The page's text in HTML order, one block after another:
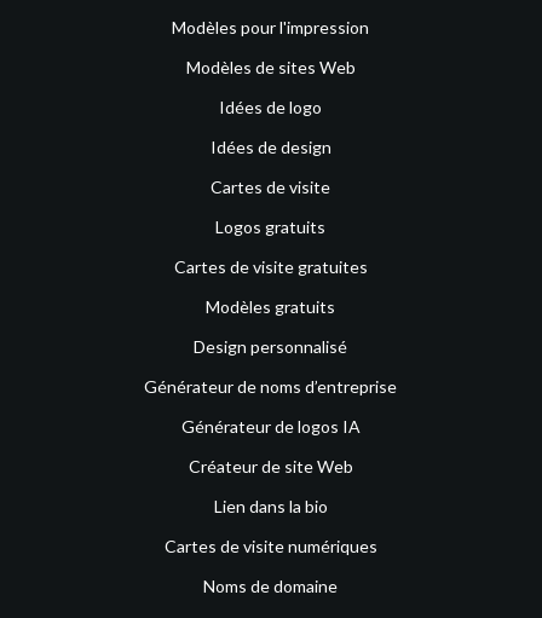
Modèles pour l'impression
Modèles de sites Web
Idées de logo
Idées de design
Cartes de visite
Logos gratuits
Cartes de visite gratuites
Modèles gratuits
Design personnalisé
Générateur de noms d’entreprise
Générateur de logos IA
Créateur de site Web
Lien dans la bio
Cartes de visite numériques
Noms de domaine